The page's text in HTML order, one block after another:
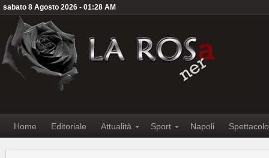
sabato 8 Agosto 2026 - 01:28 AM
Home Editoriale Attualità Sport Napoli Spettacolo